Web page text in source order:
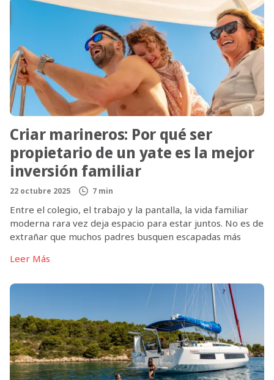
Criar marineros: Por qué ser
propietario de un yate es la mejor
inversión familiar
22 octubre 2025 7 min
Entre el colegio, el trabajo y la pantalla, la vida familiar
moderna rara vez deja espacio para estar juntos. No es de
extrañar que muchos padres busquen escapadas más
lugar de aumentar el caos. Aunque los parques temáticos y
[…]
Leer Más